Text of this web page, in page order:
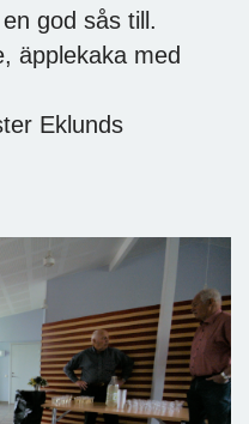
god sås till.
äpplekaka med
Eklunds